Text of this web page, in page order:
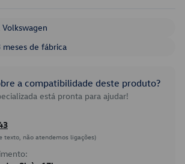
meses de fábrica
a compatibilidade deste produto?
está pronta para ajudar!
texto, não atendemos ligações)